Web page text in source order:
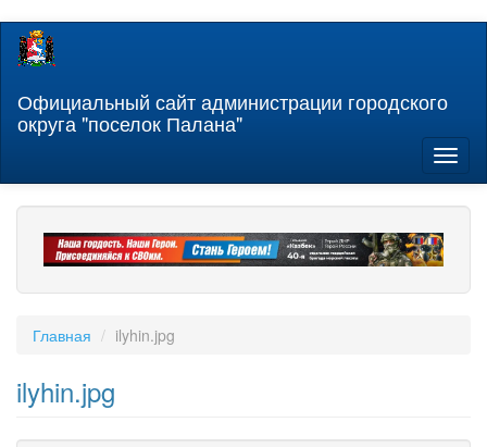
Перейти
содержанию
Официальный сайт администрации городского
округа "поселок Палана"
Главная ilyhin.jpg
ilyhin.jpg